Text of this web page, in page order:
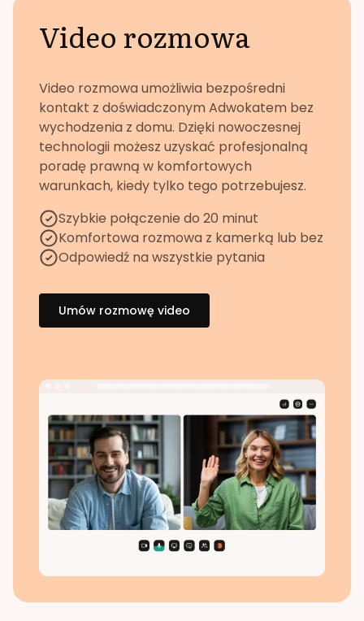
Video rozmowa
Video rozmowa umożliwia bezpośredni
kontakt z doświadczonym Adwokatem bez
wychodzenia z domu. Dzięki nowoczesnej
technologii możesz uzyskać profesjonalną
poradę prawną w komfortowych
warunkach, kiedy tylko tego potrzebujesz.
Szybkie połączenie do 20 minut
Komfortowa rozmowa z kamerką lub bez
Odpowiedź na wszystkie pytania
Umów rozmowę video